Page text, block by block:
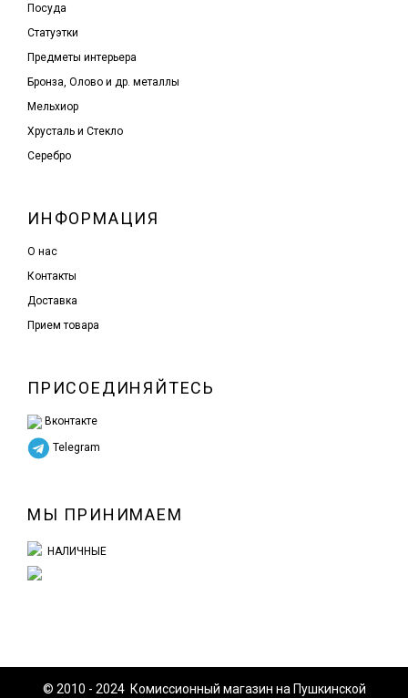
Посуда
Статуэтки
Предметы интерьера
Бронза, Олово и др. металлы
Мельхиор
Хрусталь и Стекло
Серебро
ИНФОРМАЦИЯ
О нас
Контакты
Доставка
Прием товара
ПРИСОЕДИНЯЙТЕСЬ
Вконтакте
Telegram
МЫ ПРИНИМАЕМ
НАЛИЧНЫЕ
© 2010 - 2024 Комиссионный магазин на Пушкинской